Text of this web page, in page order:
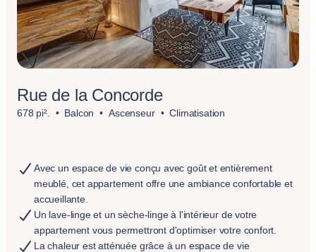
Rue de la Concorde
678 pi². Balcon Ascenseur Climatisation
Avec un espace de vie conçu avec goût et entièrement
meublé, cet appartement offre une ambiance confortable et
accueillante.
Un lave-linge et un sèche-linge à l'intérieur de votre
appartement vous permettront d'optimiser votre confort.
La chaleur est atténuée grâce à un espace de vie